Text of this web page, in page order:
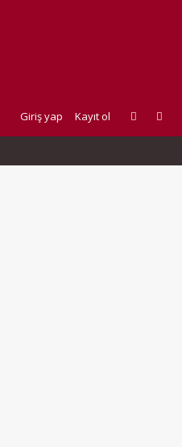
Giriş yap Kayıt ol